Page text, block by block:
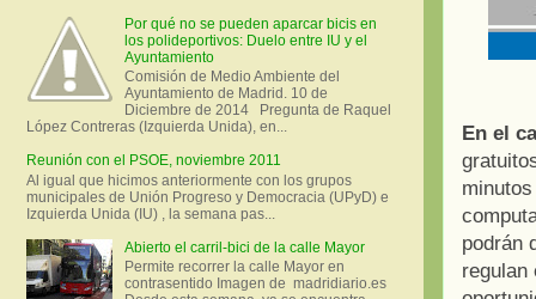
En el
podrán
regulan
Por qué no se pueden aparcar bicis en
los polideportivos: Duelo entre IU y el
Ayuntamiento
Comisión de Medio Ambiente del
Ayuntamiento de Madrid. 10 de
Diciembre de 2014 Pregunta de Raquel
López Contreras (Izquierda Unida), en...
Reunión con el PSOE, noviembre 2011
Al igual que hicimos anteriormente con los grupos
municipales de Unión Progreso y Democracia (UPyD) e
Izquierda Unida (IU) , la semana pas...
Abierto el carril-bici de la calle Mayor
Permite recorrer la calle Mayor en
contrasentido Imagen de madridiario.es